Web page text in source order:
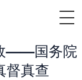
——国务院
督真查